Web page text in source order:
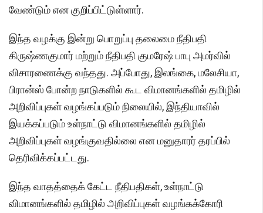
வேண்டும் என குறிப்பிட்டுள்ளார்.
இந்த வழக்கு இன்று பொறுப்பு தலைமை நீதிபதி
கிருஷ்ணகுமார் மற்றும் நீதிபதி குமரேஷ் பாபு அமர்வில்
விசாரணைக்கு வந்தது. அப்போது, இலங்கை, மலேசியா,
பிரான்ஸ் போன்ற நாடுகளில் கூட விமானங்களில் தமிழில்
அறிவிப்புகள் வழங்கப்படும் நிலையில், இந்தியாவில்
இயக்கப்படும் உள்நாட்டு விமானங்களில் தமிழில்
அறிவிப்புகள் வழங்குவதில்லை என மனுதாரர் தரப்பில்
தெரிவிக்கப்பட்டது.
இந்த வாதத்தைக் கேட்ட நீதிபதிகள், உள்நாட்டு
விமானங்களில் தமிழில் அறிவிப்புகள் வழங்கக்கோரி